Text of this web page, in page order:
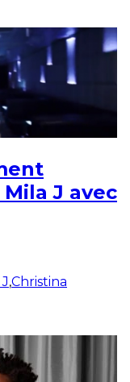
Mila J avec
,Christina